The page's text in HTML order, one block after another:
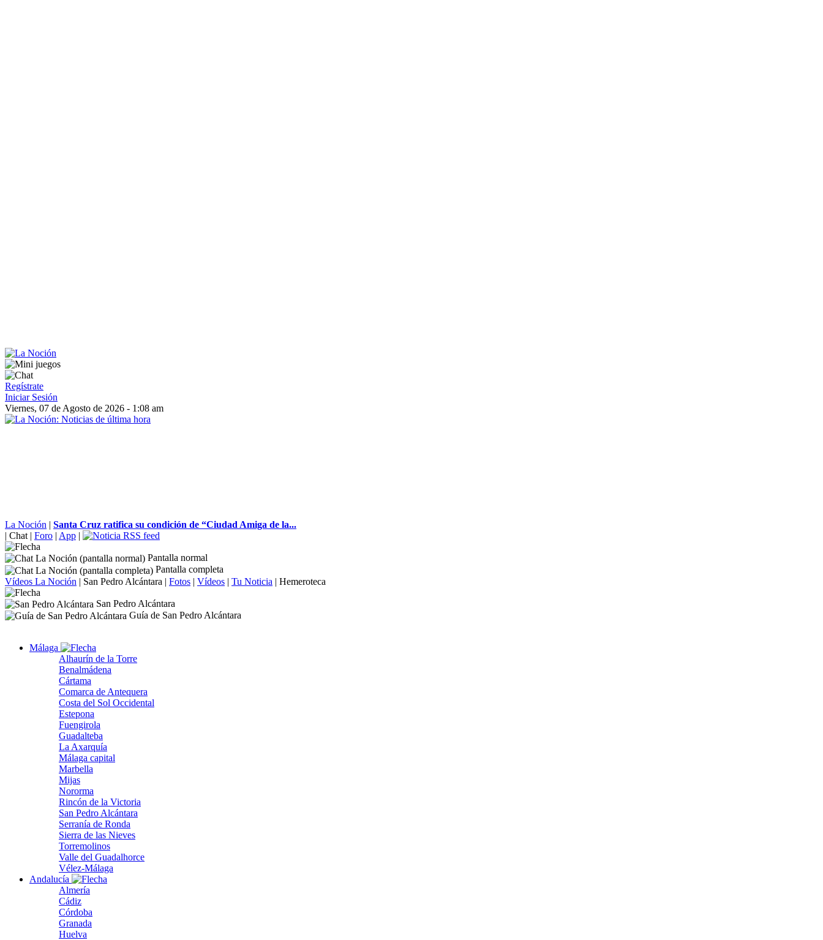
Regístrate
Iniciar Sesión
Viernes, 07 de Agosto de 2026 - 1:08 am
La Noción | Santa Cruz ratifica su condición de “Ciudad Amiga de la...
| Chat | Foro | App |
Pantalla normal
Pantalla completa
Vídeos La Noción | San Pedro Alcántara | Fotos | Vídeos | Tu Noticia | Hemeroteca
San Pedro Alcántara
Guía de San Pedro Alcántara
Málaga
Alhaurín de la Torre
Benalmádena
Cártama
Comarca de Antequera
Costa del Sol Occidental
Estepona
Fuengirola
Guadalteba
La Axarquía
Málaga capital
Marbella
Mijas
Nororma
Rincón de la Victoria
San Pedro Alcántara
Serranía de Ronda
Sierra de las Nieves
Torremolinos
Valle del Guadalhorce
Vélez-Málaga
Andalucía
Almería
Cádiz
Córdoba
Granada
Huelva